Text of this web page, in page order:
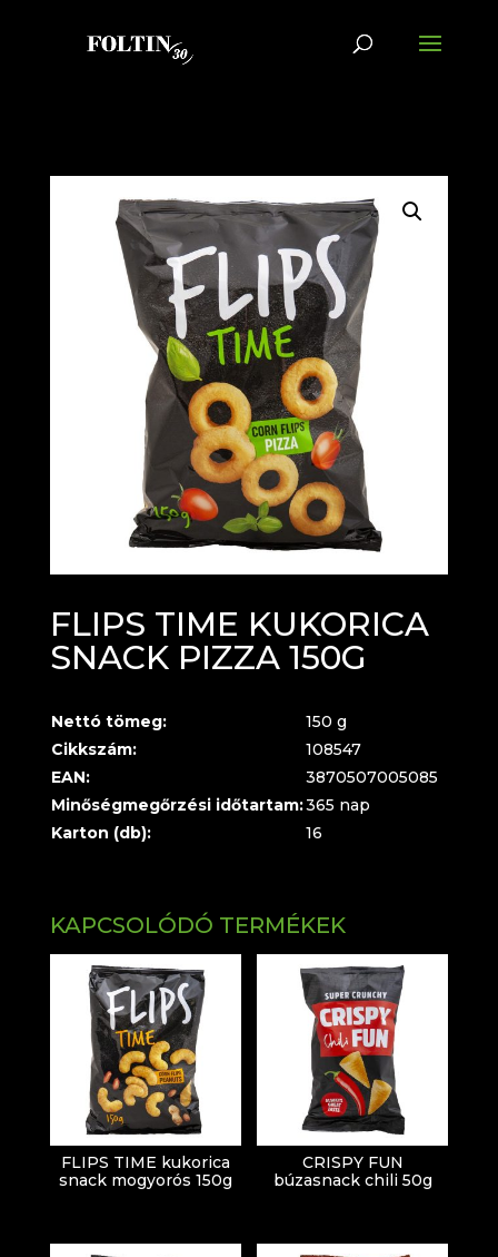
FLIPS TIME KUKORICA
SNACK PIZZA 150G
Nettó tömeg:
150 g
Cikkszám:
108547
EAN:
3870507005085
Minőségmegőrzési időtartam:365 nap
Karton (db):
16
KAPCSOLÓDÓ TERMÉKEK
FLIPS TIME kukorica
snack mogyorós 150g
CRISPY FUN
búzasnack chili 50g